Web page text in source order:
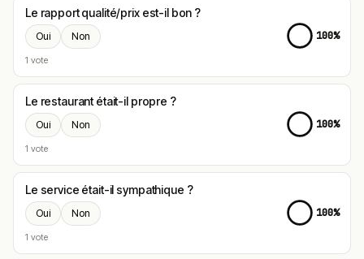
Le rapport qualité/prix est-il bon ?
Oui Non
1 vote
100%
Le restaurant était-il propre ?
Oui Non
1 vote
100%
Le service était-il sympathique ?
Oui Non
1 vote
100%